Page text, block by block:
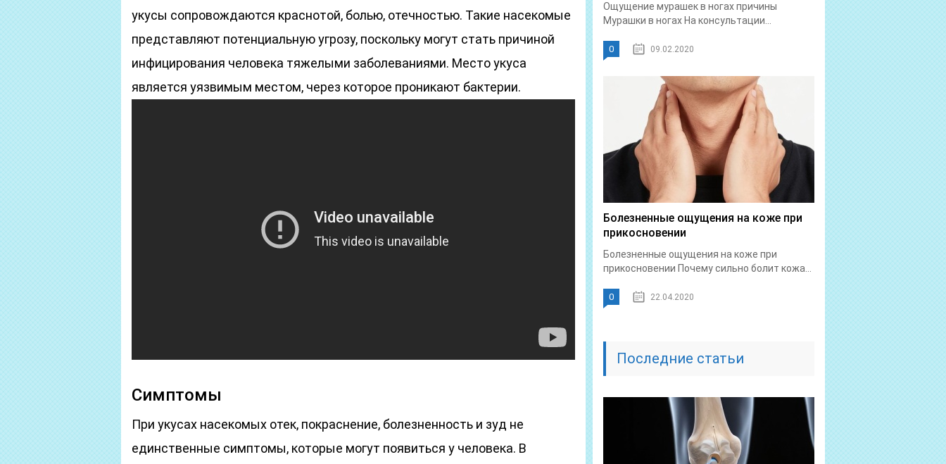
укусы сопровождаются краснотой, болью, отечностью. Такие насекомые
представляют потенциальную угрозу, поскольку могут стать причиной
инфицирования человека тяжелыми заболеваниями. Место укуса
является уязвимым местом, через которое проникают бактерии.
Симптомы
При укусах насекомых отек, покраснение, болезненность и зуд не
единственные симптомы, которые могут появиться у человека. В
Ощущение мурашек в ногах причины
Мурашки в ногах На консультации...
0 09.02.2020
Болезненные ощущения на коже при
прикосновении
Болезненные ощущения на коже при
прикосновении Почему сильно болит кожа...
0 22.04.2020
Последние статьи